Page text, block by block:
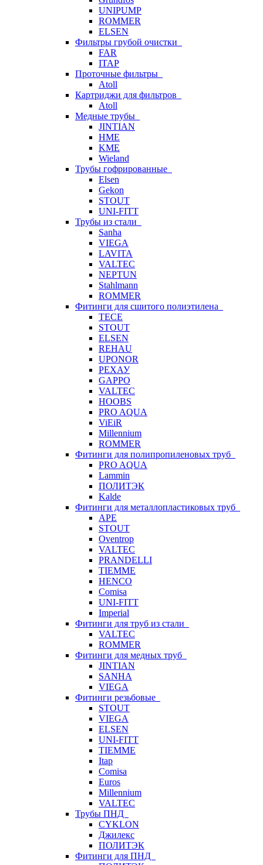
UNIPUMP
ROMMER
ELSEN
Фильтры грубой очистки
FAR
ITAP
Проточные фильтры
Atoll
Картриджи для фильтров
Atoll
Медные трубы
JINTIAN
HME
KME
Wieland
Трубы гофрированные
Elsen
Gekon
STOUT
UNI-FITT
Трубы из стали
Sanha
VIEGA
LAVITA
VALTEC
NEPTUN
Stahlmann
ROMMER
Фитинги для сшитого полиэтилена
TECE
STOUT
ELSEN
REHAU
UPONOR
РЕХАУ
GAPPO
VALTEC
HOOBS
PRO AQUA
ViEiR
Millennium
ROMMER
Фитинги для полипропиленовых труб
PRO AQUA
Lammin
ПОЛИТЭК
Kalde
Фитинги для металлопластиковых труб
APE
STOUT
Oventrop
VALTEC
PRANDELLI
TIEMME
HENCO
Comisa
UNI-FITT
Imperial
Фитинги для труб из стали
VALTEC
ROMMER
Фитинги для медных труб
JINTIAN
SANHA
VIEGA
Фитинги резьбовые
STOUT
VIEGA
ELSEN
UNI-FITT
TIEMME
Itap
Comisa
Euros
Millennium
VALTEC
Трубы ПНД
CYKLON
Джилекс
ПОЛИТЭК
Фитинги для ПНД